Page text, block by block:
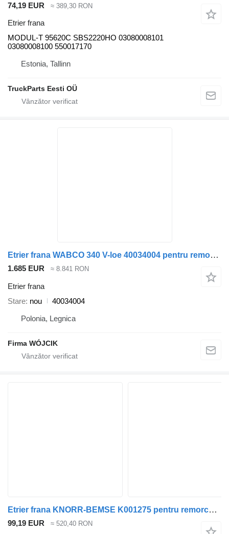
74,19 EUR ≈ 389,30 RON
Etrier frana
MODUL-T 95620C SBS2220HO 03080008101
03080008100 550017170
Estonia, Tallinn
TruckParts Eesti OÜ
Etrier frana WABCO 340 V-loe 40034004 pentru remorcă
1.685 EUR ≈ 8.841 RON
Etrier frana
Stare nou
40034004
Polonia, Legnica
Firma WÓJCIK
Etrier frana KNORR-BEMSE K001275 pentru remorcă 0 (01.60-)
99,19 EUR ≈ 520,40 RON